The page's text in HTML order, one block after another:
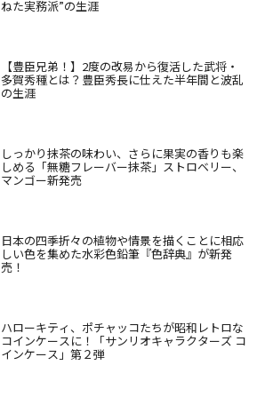
ねた実務派”の生涯
【豊臣兄弟！】2度の改易から復活した武将・
多賀秀種とは？豊臣秀長に仕えた半年間と波乱
の生涯
しっかり抹茶の味わい、さらに果実の香りも楽
しめる「無糖フレーバー抹茶」ストロベリー、
マンゴー新発売
日本の四季折々の植物や情景を描くことに相応
しい色を集めた水彩色鉛筆『色辞典』が新発
売！
ハローキティ、ポチャッコたちが昭和レトロな
コインケースに！「サンリオキャラクターズ コ
インケース」第２弾